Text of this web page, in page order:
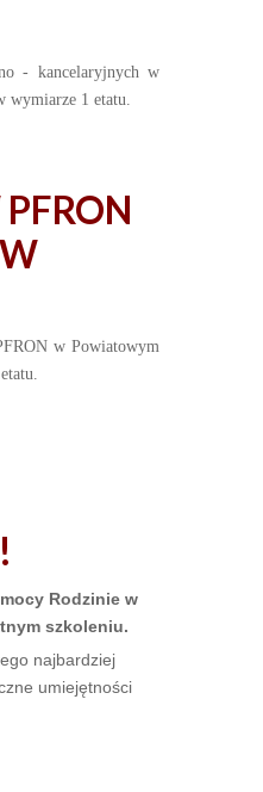
- kancelaryjnych w
wymiarze 1 etatu.
w Powiatowym
Rodzinie w
szkoleniu.
najbardziej
umiejętności